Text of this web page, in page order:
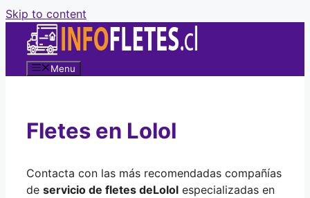
Skip to content
Menu
Fletes en Lolol
Contacta con las más recomendadas compañías
de servicio de fletes deLolol especializadas en